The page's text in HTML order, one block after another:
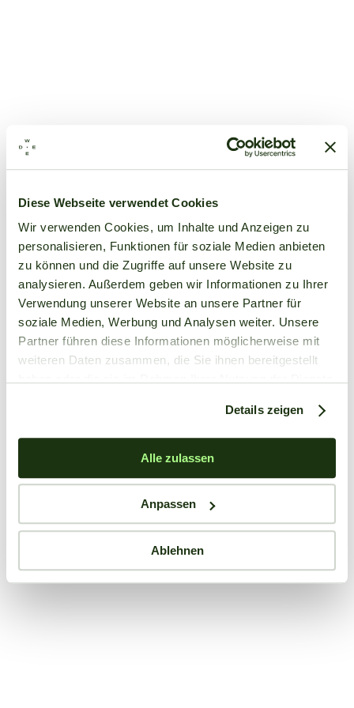
Diese Webseite verwendet Cookies
Wir verwenden Cookies, um Inhalte und Anzeigen zu
personalisieren, Funktionen für soziale Medien anbieten
zu können und die Zugriffe auf unsere Website zu
analysieren. Außerdem geben wir Informationen zu Ihrer
Verwendung unserer Website an unsere Partner für
soziale Medien, Werbung und Analysen weiter. Unsere
Partner führen diese Informationen möglicherweise mit
weiteren Daten zusammen, die Sie ihnen bereitgestellt
Details zeigen
Alle zulassen
Anpassen
Ablehnen